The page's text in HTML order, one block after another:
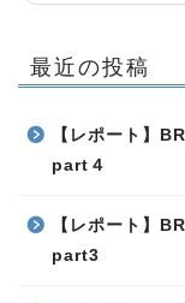
最近の投稿
【レポート】
part４
【レポート】
part3